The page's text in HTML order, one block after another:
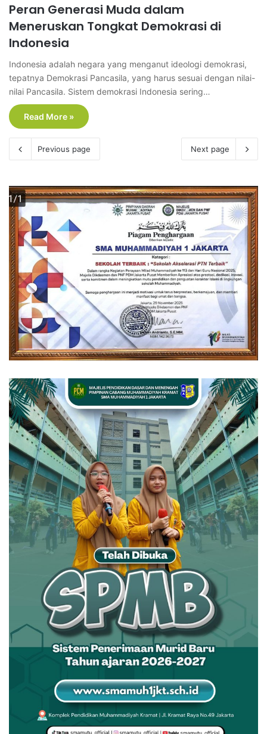
Peran Generasi Muda dalam
Meneruskan Tongkat Demokrasi di
Indonesia
Indonesia adalah negara yang menganut ideologi demokrasi,
tepatnya Demokrasi Pancasila, yang harus sesuai dengan nilai-
nilai Pancasila. Sistem demokrasi Indonesia sering…
Read More »
Previous page Next page